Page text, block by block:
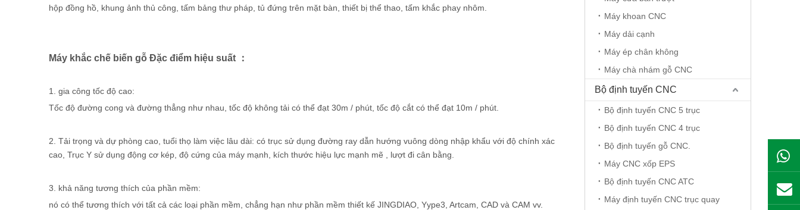
hộp đồng hồ, khung ảnh thủ công, tấm bảng thư pháp, tủ đứng trên mặt bàn, thiết bị thể thao, tấm khắc phay nhôm.
Máy khắc chế biến gỗ Đặc điểm hiệu suất ：
1. gia công tốc độ cao:
Tốc độ đường cong và đường thẳng như nhau, tốc độ không tải có thể đạt 30m / phút, tốc độ cắt có thể đạt 10m / phút.
2. Tải trọng và dự phòng cao, tuổi thọ làm việc lâu dài: có trục sử dụng đường ray dẫn hướng vuông dòng nhập khẩu với độ chính xác
cao, Trục Y sử dụng động cơ kép, độ cứng của máy mạnh, kích thước hiệu lực mạnh mẽ , lượt đi cân bằng.
3. khả năng tương thích của phần mềm:
nó có thể tương thích với tất cả các loại phần mềm, chẳng hạn như phần mềm thiết kế JINGDIAO, Yype3, Artcam, CAD và CAM vv.
Máy khoan CNC
Máy dải cạnh
Máy ép chân không
Máy chà nhám gỗ CNC
Bộ định tuyến CNC
Bộ định tuyến CNC 5 trục
Bộ định tuyến CNC 4 trục
Bộ định tuyến gỗ CNC.
Máy CNC xốp EPS
Bộ định tuyến CNC ATC
Máy định tuyến CNC trục quay